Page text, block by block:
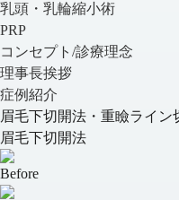
乳頭・乳輪縮小術
PRP
コンセプト/診療理念
理事長挨拶
症例紹介
眉毛下切開法・重瞼ライン
眉毛下切開法
Before